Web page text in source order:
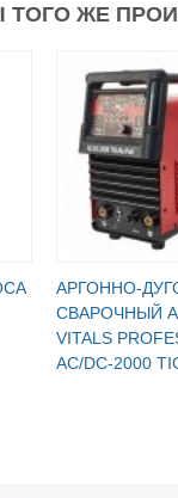
ТОГО ЖЕ
АРГОННО-
СВАРОЧНЫЙ
VITALS
AC/DC-2000